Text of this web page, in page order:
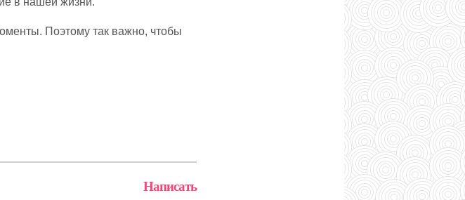
Поэтому так важно, чтобы
Написать